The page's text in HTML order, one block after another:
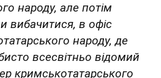
народу, але потім
вибачитися, в офіс
народу, де
всесвітньо відомий
кримськотатарського